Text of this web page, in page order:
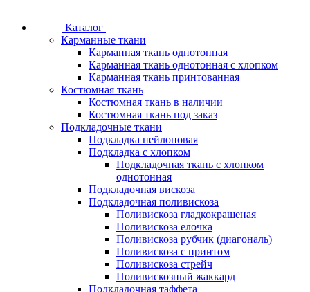
Каталог
Карманные ткани
Карманная ткань однотонная
Карманная ткань однотонная с хлопком
Карманная ткань принтованная
Костюмная ткань
Костюмная ткань в наличии
Костюмная ткань под заказ
Подкладочные ткани
Подкладка нейлоновая
Подкладка с хлопком
Подкладочная ткань с хлопком
однотонная
Подкладочная вискоза
Подкладочная поливискоза
Поливискоза гладкокрашеная
Поливискоза елочка
Поливискоза рубчик (диагональ)
Поливискоза с принтом
Поливискоза стрейч
Поливискозный жаккард
Подкладочная таффета